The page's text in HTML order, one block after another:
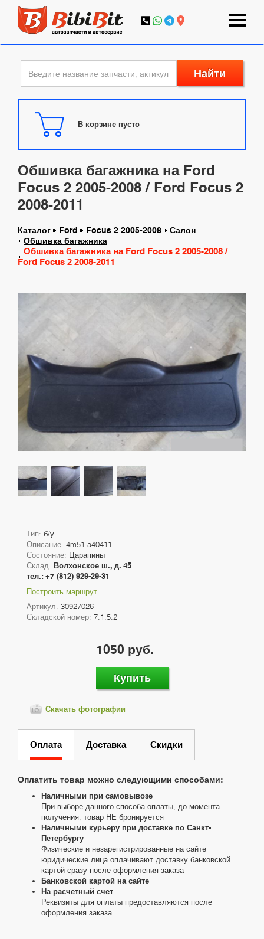
Найти
В корзине пусто
Обшивка багажника на Ford
Focus 2 2005-2008 / Ford Focus 2
2008-2011
Каталог Ford Focus 2 2005-2008
Салон
Обшивка багажника
Обшивка багажника на Ford Focus 2 2005-2008 /
Ford Focus 2 2008-2011
Тип: б/у
Описание: 4m51-a40411
Состояние: Царапины
Склад: Волхонское ш., д. 45
тел.: +7 (812) 929-29-31
Построить маршрут
Артикул: 30927026
Складской номер: 7.1.5.2
1050 руб.
Купить
Скачать фотографии
Оплата Доставка Скидки
Оплатить товар можно следующими способами:
Наличными при самовывозе
При выборе данного способа оплаты, до момента
получения, товар НЕ бронируется
Наличными курьеру при доставке по Санкт-
Петербургу
Физические и незарегистрированные на сайте
юридические лица оплачивают доставку банковской
картой сразу после оформления заказа
Банковской картой на сайте
На расчетный счет
Реквизиты для оплаты предоставляются после
оформления заказа